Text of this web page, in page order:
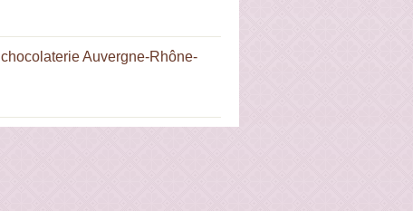
chocolaterie Auvergne-Rhône-